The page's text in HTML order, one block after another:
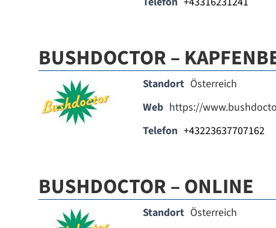
BUSHDOCTOR –
Standort Österreich
Web https://
Telefon +43223637707162
BUSHDOCTOR – ONLINE
Standort Österreich